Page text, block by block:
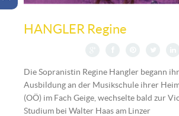
HANGLER Regine
Die Sopranistin Regine Hangler begann
Ausbildung an der Musikschule ihrer
(OÖ) im Fach Geige, wechselte bald zur
Studium bei Walter Haas am Linzer